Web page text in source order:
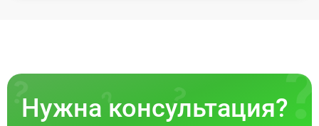
Нужна консультация?